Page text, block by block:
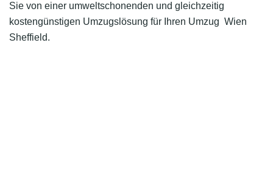
Sie von einer umweltschonenden und gleichzeitig
kostengünstigen Umzugslösung für Ihren Umzug Wien
Sheffield.